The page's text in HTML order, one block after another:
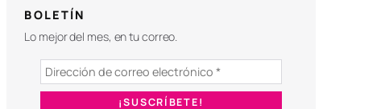
BOLETÍN
Lo mejor del mes, en tu correo.